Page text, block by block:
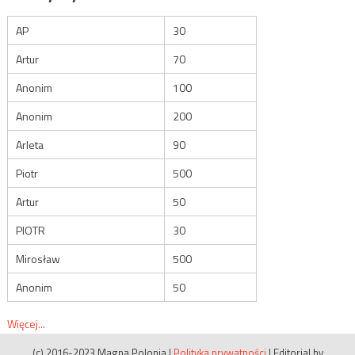
AP
30
Artur
70
Anonim
100
Anonim
200
Arleta
90
Piotr
500
Artur
50
PIOTR
30
Mirosław
500
Anonim
50
Więcej...